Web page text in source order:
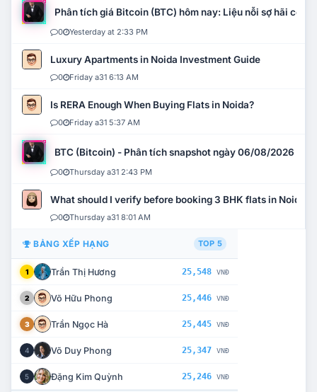
Phân tích giá Bitcoin (BTC) hôm nay: Liệu nỗi sợ hãi có
0 Yesterday at 2:33 PM
Luxury Apartments in Noida Investment Guide
0 Friday a31 6:13 AM
Is RERA Enough When Buying Flats in Noida?
0 Friday a31 5:37 AM
BTC (Bitcoin) - Phân tích snapshot ngày 06/08/2026
0 Thursday a31 2:43 PM
What should I verify before booking 3 BHK flats in Noida?
0 Thursday a31 8:01 AM
BẢNG XẾP HẠNG TOP 5
1 Trần Thị Hương 25,548 VNĐ
2 Võ Hữu Phong 25,446 VNĐ
3 Trần Ngọc Hà 25,445 VNĐ
4 Võ Duy Phong 25,347 VNĐ
5 Đặng Kim Quỳnh 25,246 VNĐ